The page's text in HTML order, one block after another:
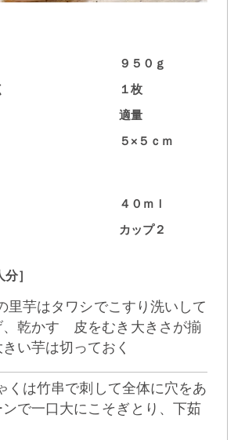
９５０ｇ
１枚
適量
５×５ｃｍ
４０ｍｌ
カップ２
］
里芋はタワシでこすり洗いして
、乾かす 皮をむき大きさが揃
い芋は切っておく
くは竹串で刺して全体に穴をあ
で一口大にこそぎとり、下茹